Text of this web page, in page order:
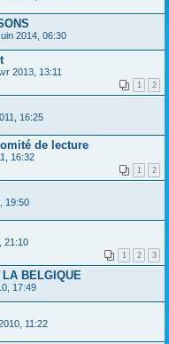
2014, 06:30
2013, 13:11
1 2
16:25
de lecture
16:32
1 2
19:50
21:10
1 2 3
LA BELGIQUE
17:49
11:22